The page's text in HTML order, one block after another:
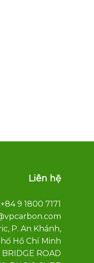
Liên hệ
+84 9 1800 7171
P. An Khánh,
Hồ Chí Minh
ROAD